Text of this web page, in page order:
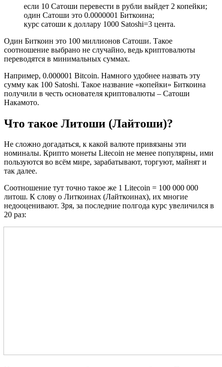
если 10 Сатоши перевести в рубли выйдет 2 копейки;
один Сатоши это 0.0000001 Биткоина;
курс сатоши к доллару 1000 Satoshi=3 цента.
Один Биткоин это 100 миллионов Сатоши. Такое
соотношение выбрано не случайно, ведь криптовалюты
переводятся в минимальных суммах.
Например, 0.000001 Bitcoin. Намного удобнее назвать эту
сумму как 100 Satoshi. Такое название «копейки» Биткоина
получили в честь основателя криптовалюты – Сатоши
Накамото.
Что такое Литоши (Лайтоши)?
Не сложно догадаться, к какой валюте привязаны эти
номиналы. Крипто монеты Litecoin не менее популярны, ими
пользуются во всём мире, зарабатывают, торгуют, майнят и
так далее.
Соотношение тут точно такое же 1 Litecoin = 100 000 000
литош. К слову о Литкоинах (Лайткоинах), их многие
недооценивают. Зря, за последние полгода курс увеличился в
20 раз: